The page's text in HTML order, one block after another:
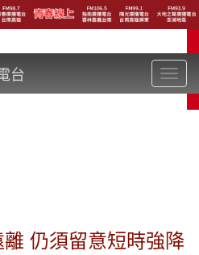
台
仍須留意短時強降